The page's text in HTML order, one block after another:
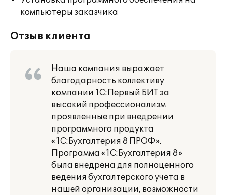
компьютеры заказчика
Отзыв клиента
Наша компания выражает
благодарность коллективу
компании 1С:Первый БИТ за
высокий профессионализм
проявленные при внедрении
программного продукта
«1С:Бухгалтерия 8 ПРОФ».
Программа «1С:Бухгалтерия 8»
была внедрена для полноценного
ведения бухгалтерского учета в
нашей организации, возможности